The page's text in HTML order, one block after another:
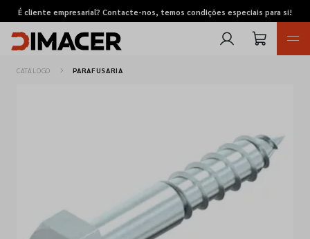
É cliente empresarial? Contacte-nos, temos condições especiais para si!
Pedidos de cotação
CATÁLOGO PARAFUSARIA